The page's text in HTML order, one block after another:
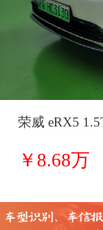
荣威 eRX5
￥8.68万